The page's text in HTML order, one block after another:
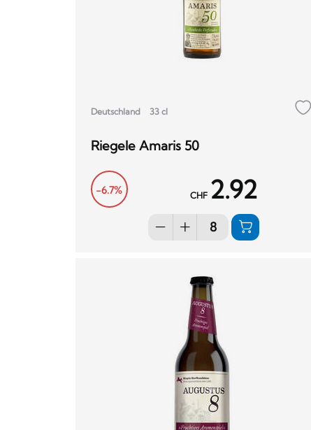
Deutschland 33 cl
Riegele Amaris 50
-6.7% CHF 2.92